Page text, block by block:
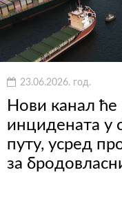
23.06.2026. год.
Нови канал
инцидената у
путу, усред
за